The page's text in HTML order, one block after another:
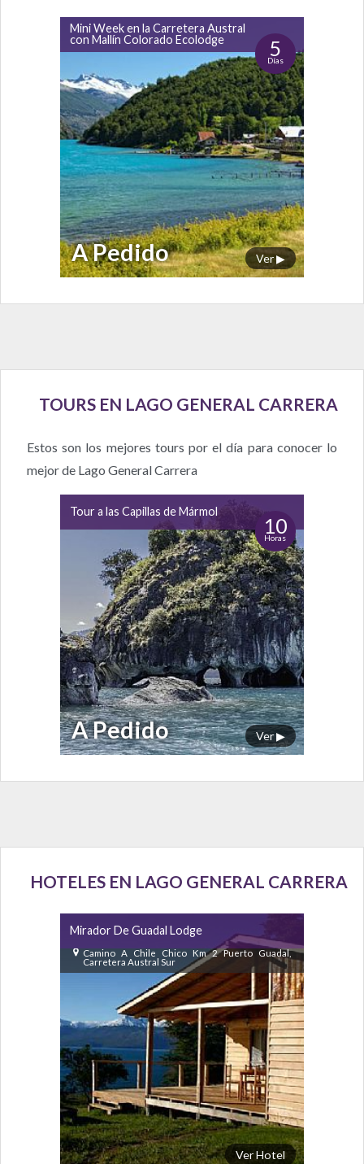
Mini Week en la Carretera Austral
con Mallín Colorado Ecolodge
5
Días
Ver ▶
A Pedido
TOURS EN LAGO GENERAL CARRERA
Estos son los mejores tours por el día para conocer lo
mejor de Lago General Carrera
Tour a las Capillas de Mármol
10
Horas
Ver ▶
A Pedido
HOTELES EN LAGO GENERAL CARRERA
Mirador De Guadal Lodge
Camino A Chile Chico Km 2 Puerto Guadal,
Carretera Austral Sur
Ver Hotel